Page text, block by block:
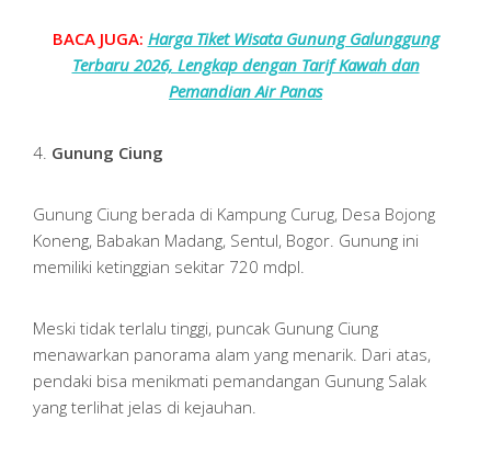
BACA JUGA: Harga Tiket Wisata Gunung Galunggung
Terbaru 2026, Lengkap dengan Tarif Kawah dan
Pemandian Air Panas
4. Gunung Ciung
Gunung Ciung berada di Kampung Curug, Desa Bojong
Koneng, Babakan Madang, Sentul, Bogor. Gunung ini
memiliki ketinggian sekitar 720 mdpl.
Meski tidak terlalu tinggi, puncak Gunung Ciung
menawarkan panorama alam yang menarik. Dari atas,
pendaki bisa menikmati pemandangan Gunung Salak
yang terlihat jelas di kejauhan.